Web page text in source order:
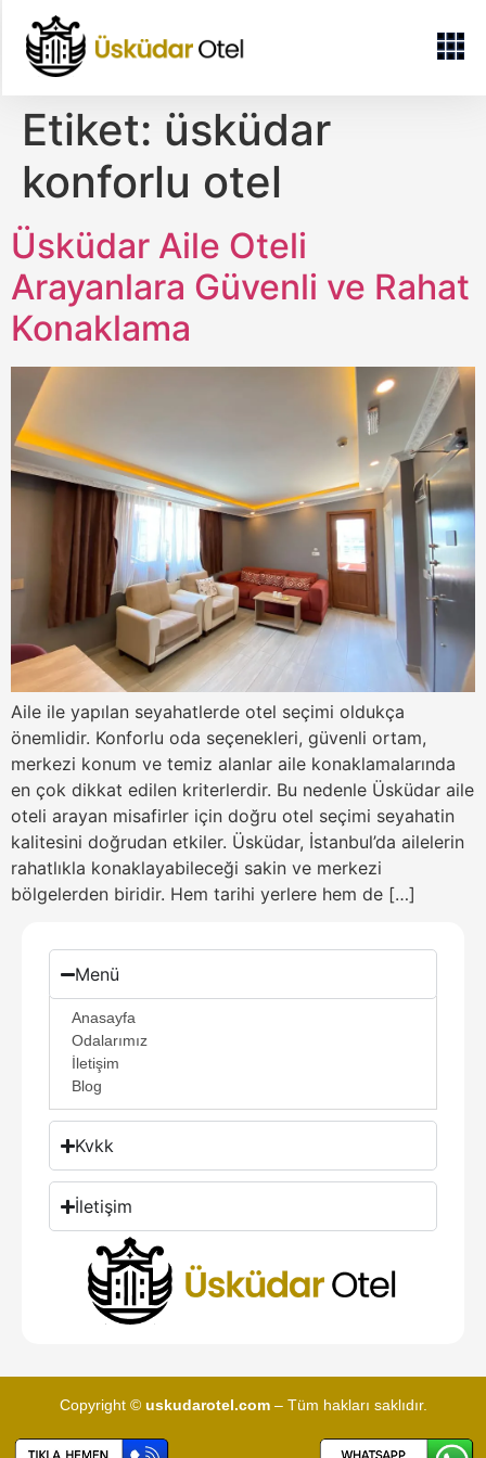
Etiket: üsküdar
konforlu otel
Üsküdar Aile Oteli
Arayanlara Güvenli ve Rahat
Konaklama
Aile ile yapılan seyahatlerde otel seçimi oldukça
önemlidir. Konforlu oda seçenekleri, güvenli ortam,
merkezi konum ve temiz alanlar aile konaklamalarında
en çok dikkat edilen kriterlerdir. Bu nedenle Üsküdar aile
oteli arayan misafirler için doğru otel seçimi seyahatin
kalitesini doğrudan etkiler. Üsküdar, İstanbul’da ailelerin
rahatlıkla konaklayabileceği sakin ve merkezi
bölgelerden biridir. Hem tarihi yerlere hem de […]
Menü
Anasayfa
Odalarımız
İletişim
Blog
Kvkk
İletişim
Copyright © uskudarotel.com– Tüm hakları saklıdır.